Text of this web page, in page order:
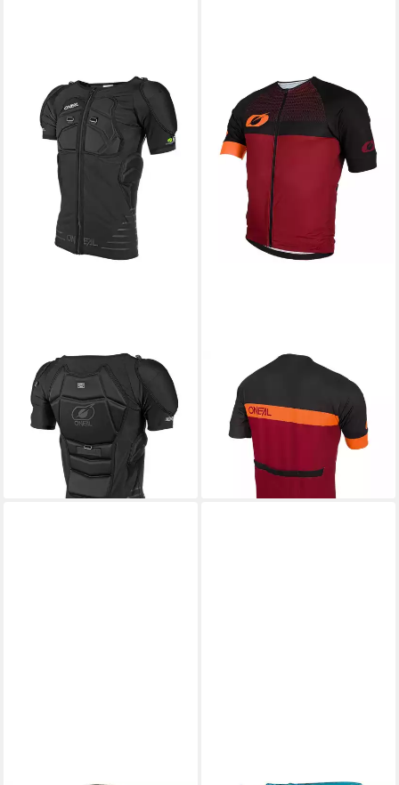
O’NEAL
Protektorenjacke
83,89 €
UVP149,99 €
-44%
lieferbar - in 4-5 Werktagen bei dir
Radtrikot
23,89 € UVP69,99 €
-66%
lieferbar - in 4-5 Werktagen bei dir